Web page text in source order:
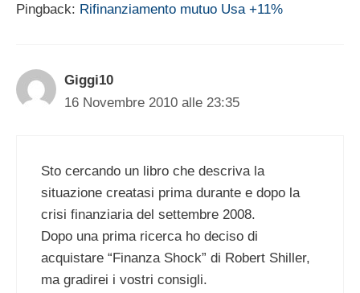
Pingback: Rifinanziamento mutuo Usa +11%
Giggi10
16 Novembre 2010 alle 23:35
Sto cercando un libro che descriva la
situazione creatasi prima durante e dopo la
crisi finanziaria del settembre 2008.
Dopo una prima ricerca ho deciso di
acquistare “Finanza Shock” di Robert Shiller,
ma gradirei i vostri consigli.